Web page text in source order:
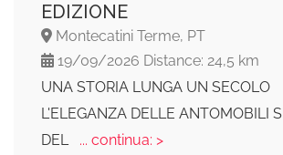
EDIZIONE
Montecatini Terme, PT
19/09/2026 Distance: 24,5 km
UNA STORIA LUNGA UN SECOLO
L'ELEGANZA DELLE ANTOMOBILI
DEL
... continua: >